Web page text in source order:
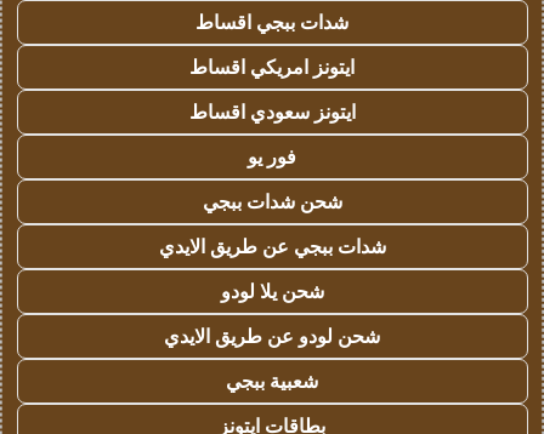
شدات ببجي اقساط
ايتونز امريكي اقساط
ايتونز سعودي اقساط
فور يو
شحن شدات ببجي
شدات ببجي عن طريق الايدي
شحن يلا لودو
شحن لودو عن طريق الايدي
شعبية ببجي
بطاقات ايتونز